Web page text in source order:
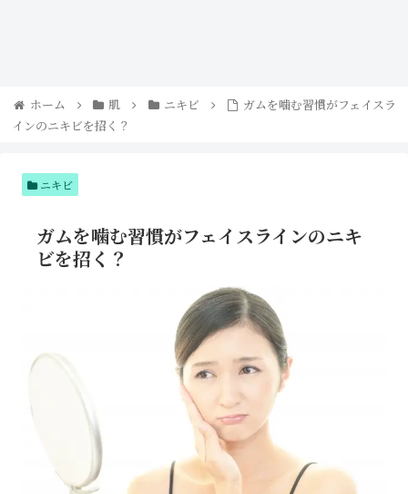
ヨナ
ラ！
コメ
人気
アイ
テム
肌へ
り食
ホーム 肌 ニキビ
ガムを噛む習慣がフェイスラ
インのニキビを招く？
ニキビ
ガムを噛む習慣がフェイスラインのニキ
ビを招く？